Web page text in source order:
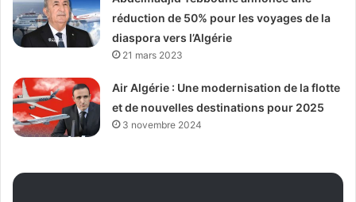
réduction de 50% pour les voyages de la
diaspora vers l’Algérie
21 mars 2023
Air Algérie : Une modernisation de la flotte
et de nouvelles destinations pour 2025
3 novembre 2024